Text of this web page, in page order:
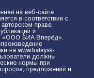
на веб-сайте
в соответствии с
праве.
и
«ООО БИА Вперёд».
на www.bataysk-
должны
нормы при
предложений и